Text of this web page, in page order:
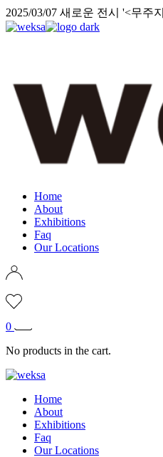
Skip
to
2025/03/07 새로운 전시 '<무주
Home
About
Exhibitions
Faq
Our Locations
0
No products in the cart.
Home
About
Exhibitions
Faq
Our Locations